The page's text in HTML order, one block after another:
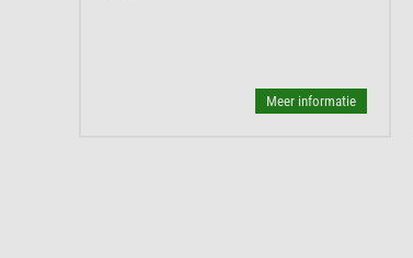
Meer informatie